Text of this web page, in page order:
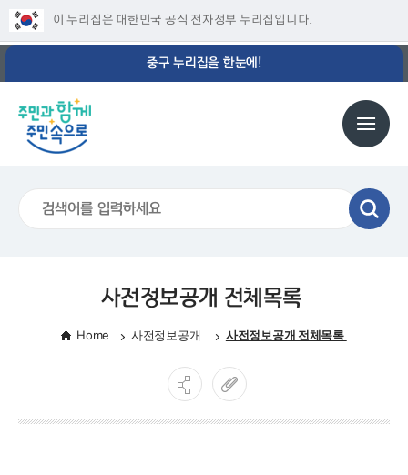
이 누리집은 대한민국 공식 전자정부 누리집입니다.
중구 누리집을 한눈에!
사전정보공개 전체목록
Home 사전정보공개 사전정보공개 전체목록